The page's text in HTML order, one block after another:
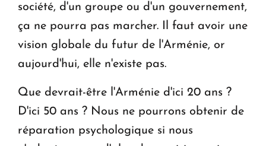
société, d'un groupe ou d'un gouvernement,
ça ne pourra pas marcher. Il faut avoir une
vision globale du futur de l'Arménie, or
aujourd'hui, elle n'existe pas.
Que devrait-être l'Arménie d'ici 20 ans ?
D'ici 50 ans ? Nous ne pourrons obtenir de
réparation psychologique si nous